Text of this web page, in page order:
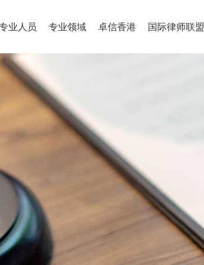
业人员 专业领域 卓信香港 国际律师联盟